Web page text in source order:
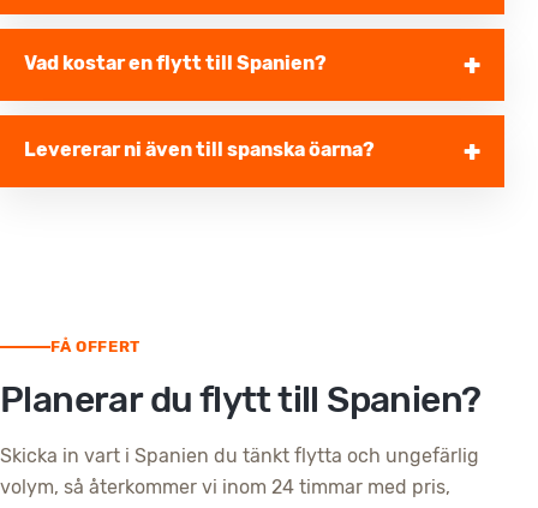
Vad kostar en flytt till Spanien?
Levererar ni även till spanska öarna?
FÅ OFFERT
Planerar du flytt till Spanien?
Skicka in vart i Spanien du tänkt flytta och ungefärlig
volym, så återkommer vi inom 24 timmar med pris,